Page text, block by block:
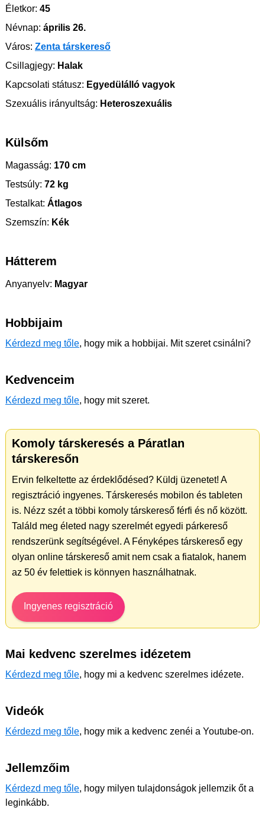
Életkor: 45
Névnap: április 26.
Város: Zenta társkereső
Csillagjegy: Halak
Kapcsolati státusz: Egyedülálló vagyok
Szexuális irányultság: Heteroszexuális
Külsőm
Magasság: 170 cm
Testsúly: 72 kg
Testalkat: Átlagos
Szemszín: Kék
Hátterem
Anyanyelv: Magyar
Hobbijaim
Kérdezd meg tőle, hogy mik a hobbijai. Mit szeret csinálni?
Kedvenceim
Kérdezd meg tőle, hogy mit szeret.
Komoly társkeresés a Páratlan
társkeresőn
Ervin felkeltette az érdeklődésed? Küldj üzenetet! A
regisztráció ingyenes. Társkeresés mobilon és tableten
is. Nézz szét a többi komoly társkereső férfi és nő között.
Találd meg életed nagy szerelmét egyedi párkereső
rendszerünk segítségével. A Fényképes társkereső egy
olyan online társkereső amit nem csak a fiatalok, hanem
az 50 év felettiek is könnyen használhatnak.
Ingyenes regisztráció
Mai kedvenc szerelmes idézetem
Kérdezd meg tőle, hogy mi a kedvenc szerelmes idézete.
Videók
Kérdezd meg tőle, hogy mik a kedvenc zenéi a Youtube-on.
Jellemzőim
Kérdezd meg tőle, hogy milyen tulajdonságok jellemzik őt a
leginkább.